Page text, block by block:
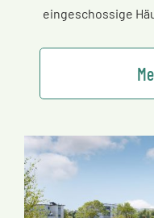
eingeschossige